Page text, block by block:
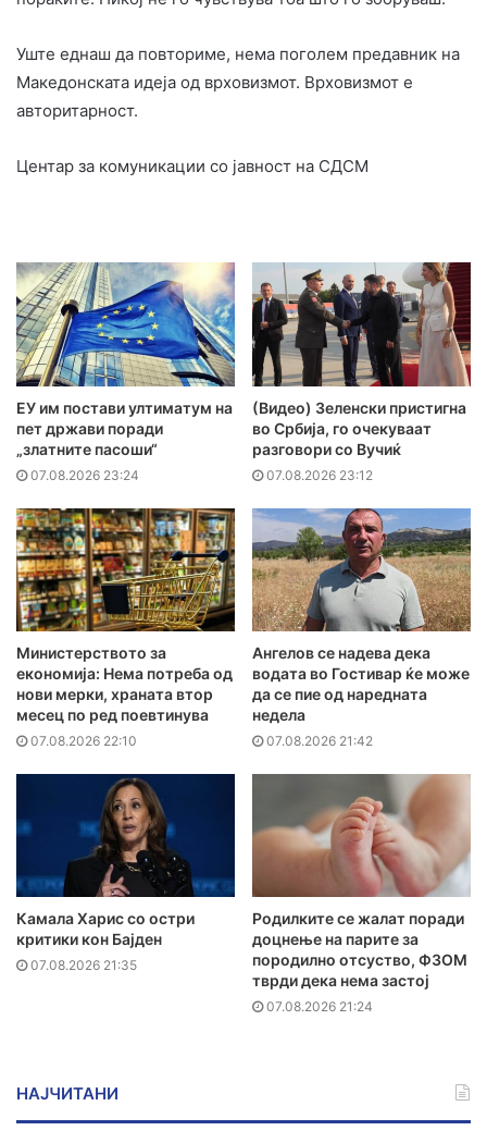
Уште еднаш да повториме, нема поголем предавник на
Македонската идеја од врховизмот. Врховизмот е
авторитарност.
Центар за комуникации со јавност на СДСМ
ЕУ им постави ултиматум на
пет држави поради
„златните пасоши“
07.08.2026 23:24
(Видео) Зеленски пристигна
во Србија, го очекуваат
разговори со Вучиќ
07.08.2026 23:12
Министерството за
економија: Нема потреба од
нови мерки, храната втор
месец по ред поевтинува
07.08.2026 22:10
Ангелов се надева дека
водата во Гостивар ќе може
да се пие од наредната
недела
07.08.2026 21:42
Камала Харис со остри
критики кон Бајден
07.08.2026 21:35
Родилките се жалат поради
доцнење на парите за
породилно отсуство, ФЗОМ
тврди дека нема застој
07.08.2026 21:24
НАЈЧИТАНИ